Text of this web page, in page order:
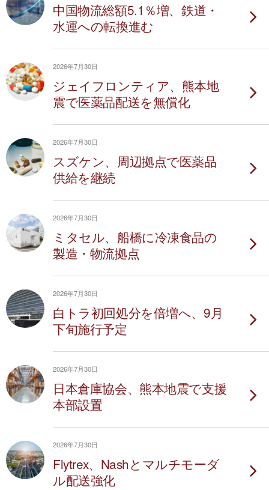
中国物流総額5.1％増、鉄道・
水運への転換進む
2026年7月30日
ジェイフロンティア、熊本地
震で医薬品配送を無償化
2026年7月30日
スズケン、周辺拠点で医薬品
供給を継続
2026年7月30日
ミタセル、船橋に冷凍食品の
製造・物流拠点
2026年7月30日
白トラ初回処分を倍増へ、9月
下旬施行予定
2026年7月30日
日本倉庫協会、熊本地震で支援
本部設置
2026年7月30日
Flytrex、Nashとマルチモーダ
ル配送強化